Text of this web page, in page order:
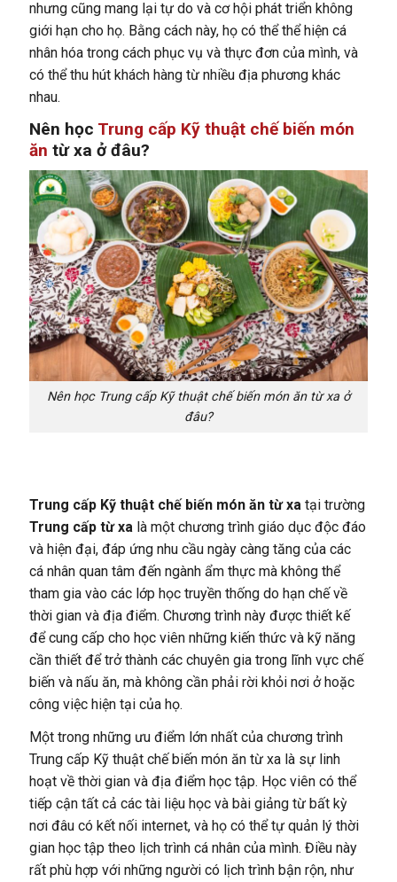
nhưng cũng mang lại tự do và cơ hội phát triển không
giới hạn cho họ. Bằng cách này, họ có thể thể hiện cá
nhân hóa trong cách phục vụ và thực đơn của mình, và
có thể thu hút khách hàng từ nhiều địa phương khác
nhau.
Nên học Trung cấp Kỹ thuật chế biến món
ăn từ xa ở đâu?
Nên học Trung cấp Kỹ thuật chế biến món ăn từ xa ở
đâu?
Trung cấp Kỹ thuật chế biến món ăn từ xatại trường
Trung cấp từ xalà một chương trình giáo dục độc đáo
và hiện đại, đáp ứng nhu cầu ngày càng tăng của các
cá nhân quan tâm đến ngành ẩm thực mà không thể
tham gia vào các lớp học truyền thống do hạn chế về
thời gian và địa điểm. Chương trình này được thiết kế
để cung cấp cho học viên những kiến thức và kỹ năng
cần thiết để trở thành các chuyên gia trong lĩnh vực chế
biến và nấu ăn, mà không cần phải rời khỏi nơi ở hoặc
công việc hiện tại của họ.
Một trong những ưu điểm lớn nhất của chương trình
Trung cấp Kỹ thuật chế biến món ăn từ xa là sự linh
hoạt về thời gian và địa điểm học tập. Học viên có thể
tiếp cận tất cả các tài liệu học và bài giảng từ bất kỳ
nơi đâu có kết nối internet, và họ có thể tự quản lý thời
gian học tập theo lịch trình cá nhân của mình. Điều này
rất phù hợp với những người có lịch trình bận rộn, như